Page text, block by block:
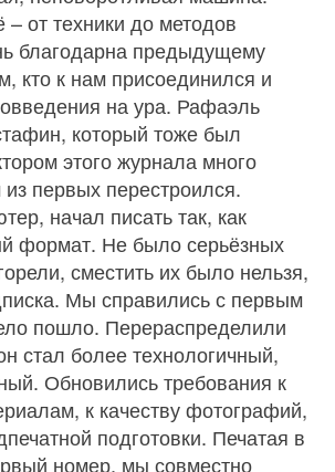
от техники до методов
благодарна предыдущему
кто к нам присоединился и
на ура. Рафаэль
который тоже был
этого журнала много
первых перестроился.
начал писать так, как
формат. Не было серьёзных
сместить их было нельзя,
Мы справились с первым
пошло. Перераспределили
стал более тех­нологичный,
Обновились требо­вания к
к качеству фотогра­фий,
подготовки. Печатая в
номер, мы совместно